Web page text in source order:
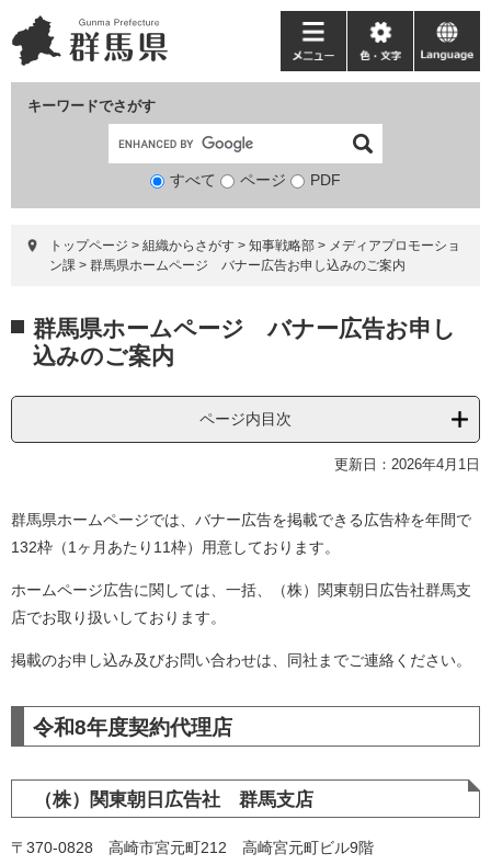
ー
ジ
ニ
ュ
て
キーワードでさがす
検
象
すべて ページ PDF
メ
ニ
ー
色・
文
language
トップページ > 組織からさがす > 知事戦略部 > メディアプロモーショ
ン課 > 群馬県ホームページ バナー広告お申し込みのご案内
文 群馬県ホームページ バナー広告お申し
込みのご案内
ページ内目次
更新日：2026年4月1日
群馬県ホームページでは、バナー広告を掲載できる広告枠を年間で
132枠（1ヶ月あたり11枠）用意しております。
ホームページ広告に関しては、一括、（株）関東朝日広告社群馬支
店でお取り扱いしております。
掲載のお申し込み及びお問い合わせは、同社までご連絡ください。
令和8年度契約代理店
（株）関東朝日広告社 群馬支店
〒370-0828 高崎市宮元町212 高崎宮元町ビル9階